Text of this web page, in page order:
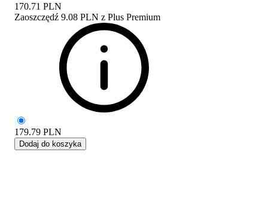
170.71 PLN
Zaoszczędź 9.08 PLN z Plus Premium
179.79 PLN
Dodaj do koszyka